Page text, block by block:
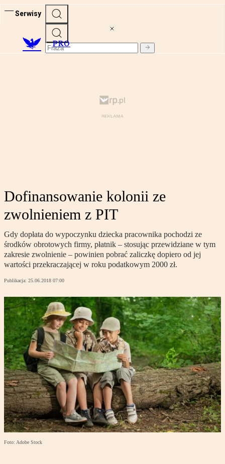
Serwisy
PRO
Dofinansowanie kolonii ze
zwolnieniem z PIT
Gdy dopłata do wypoczynku dziecka pracownika pochodzi ze
środków obrotowych firmy, płatnik – stosując przewidziane w tym
zakresie zwolnienie – powinien pobrać zaliczkę dopiero od jej
wartości przekraczającej w roku podatkowym 2000 zł.
Publikacja: 25.06.2018 07:00
Foto: Adobe Stock